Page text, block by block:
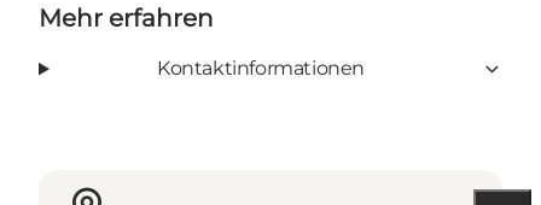
Mehr erfahren
Kontaktinformationen